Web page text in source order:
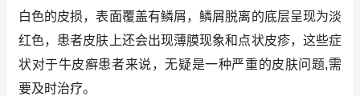
白色的皮损，表面覆盖有鳞屑，鳞屑脱离的底层呈现为淡
红色，患者皮肤上还会出现薄膜现象和点状皮疹，这些症
状对于牛皮癣患者来说，无疑是一种严重的皮肤问题,需
要及时治疗。